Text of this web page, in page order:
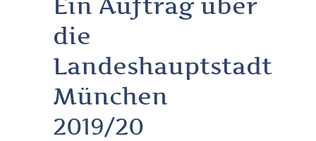
die
Landeshauptstadt
München
2019/20